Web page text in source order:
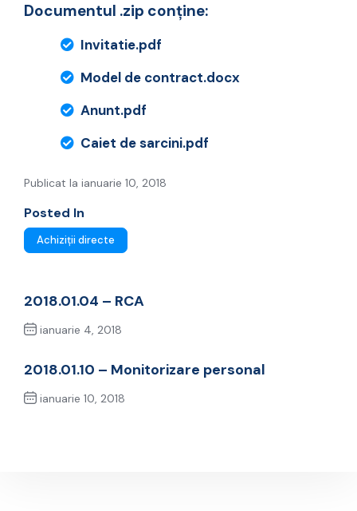
Documentul .zip conține:
Invitatie.pdf
Model de contract.docx
Anunt.pdf
Caiet de sarcini.pdf
Publicat la ianuarie 10, 2018
Posted In
Achiziții directe
2018.01.04 – RCA
ianuarie 4, 2018
2018.01.10 – Monitorizare personal
ianuarie 10, 2018